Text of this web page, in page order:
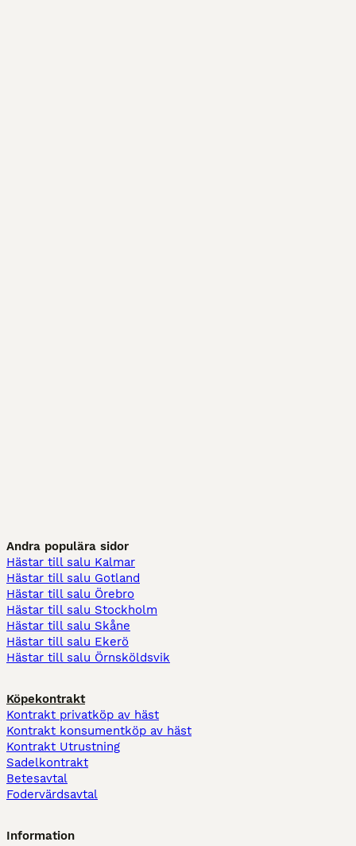
Andra populära sidor
Hästar till salu Kalmar
Hästar till salu Gotland
Hästar till salu Örebro
Hästar till salu Stockholm
Hästar till salu Skåne
Hästar till salu Ekerö
Hästar till salu Örnsköldsvik
Köpekontrakt
Kontrakt privatköp av häst
Kontrakt konsumentköp av häst
Kontrakt Utrustning
Sadelkontrakt
Betesavtal
Fodervärdsavtal
Information